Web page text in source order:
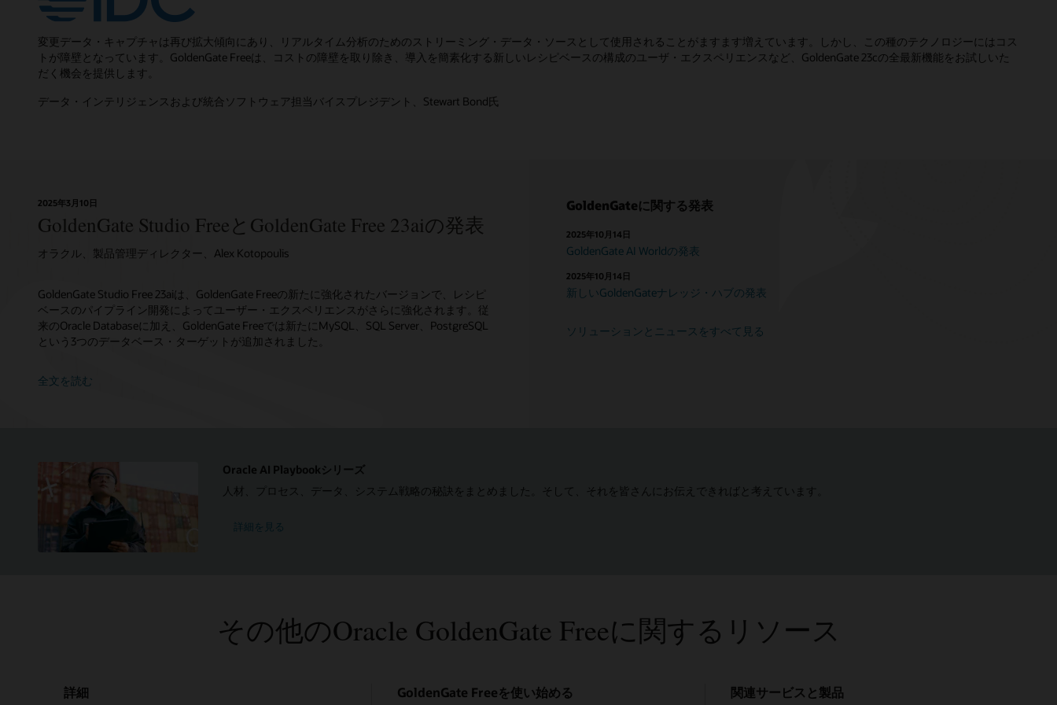
変更データ・キャプチャは再び拡大傾向にあり、リアルタイム分析のためのストリーミング・データ・ソースとして使用されることがますます増えています。しかし、この種のテクノロジーにはコス
トが障壁となっています。GoldenGate Freeは、コストの障壁を取り除き、導入を簡素化する新しいレシピベースの構成のユーザ・エクスペリエンスなど、GoldenGate 23cの全最新機能をお試しいた
だく機会を提供します。
データ・インテリジェンスおよび統合ソフトウェア担当バイスプレジデント、Stewart Bond氏
2025年3月10日
GoldenGate Studio FreeとGoldenGate Free 23aiの発表
オラクル、製品管理ディレクター、Alex Kotopoulis
GoldenGate Studio Free 23aiは、GoldenGate Freeの新たに強化されたバージョンで、レシピ
ベースのパイプライン開発によってユーザー・エクスペリエンスがさらに強化されます。従
来のOracle Databaseに加え、GoldenGate Freeでは新たにMySQL、SQL Server、PostgreSQL
という3つのデータベース・ターゲットが追加されました。
全文を読む
GoldenGateに関する発表
2025年10月14日
GoldenGate AI Worldの発表
2025年10月14日
新しいGoldenGateナレッジ・ハブの発表
ソリューションとニュースをすべて見る
Oracle AI Playbookシリーズ
人材、プロセス、データ、システム戦略の秘訣をまとめました。そして、それを皆さんにお伝えできればと考えています。
詳細を見る
その他のOracle GoldenGate Freeに関するリソース
詳細 GoldenGate Freeを使い始める 関連サービスと製品